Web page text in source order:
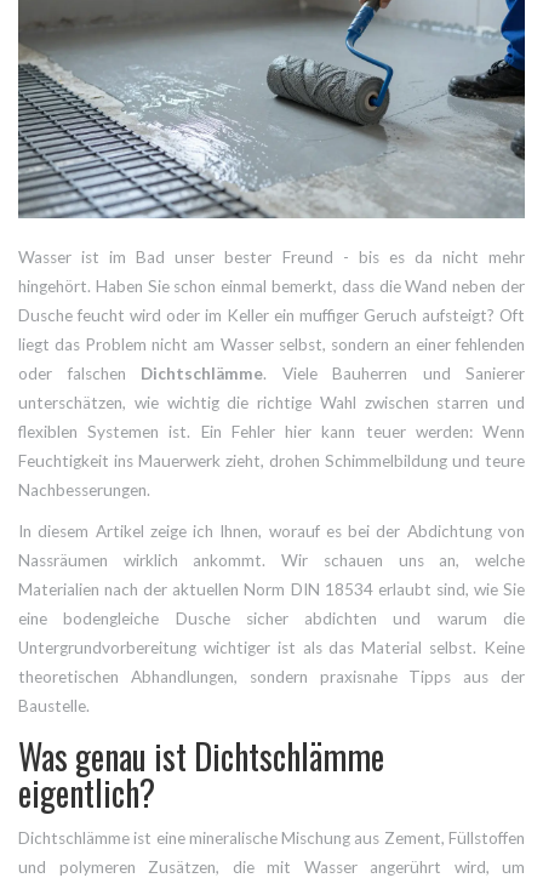
Wasser ist im Bad unser bester Freund - bis es da nicht mehr
hingehört. Haben Sie schon einmal bemerkt, dass die Wand neben der
Dusche feucht wird oder im Keller ein muffiger Geruch aufsteigt? Oft
liegt das Problem nicht am Wasser selbst, sondern an einer fehlenden
oder falschen Dichtschlämme. Viele Bauherren und Sanierer
unterschätzen, wie wichtig die richtige Wahl zwischen starren und
flexiblen Systemen ist. Ein Fehler hier kann teuer werden: Wenn
Feuchtigkeit ins Mauerwerk zieht, drohen Schimmelbildung und teure
Nachbesserungen.
In diesem Artikel zeige ich Ihnen, worauf es bei der Abdichtung von
Nassräumen wirklich ankommt. Wir schauen uns an, welche
Materialien nach der aktuellen Norm DIN 18534 erlaubt sind, wie Sie
eine bodengleiche Dusche sicher abdichten und warum die
Untergrundvorbereitung wichtiger ist als das Material selbst. Keine
theoretischen Abhandlungen, sondern praxisnahe Tipps aus der
Baustelle.
Was genau ist Dichtschlämme
eigentlich?
Dichtschlämme ist eine mineralische Mischung aus Zement, Füllstoffen
und polymeren Zusätzen, die mit Wasser angerührt wird, um